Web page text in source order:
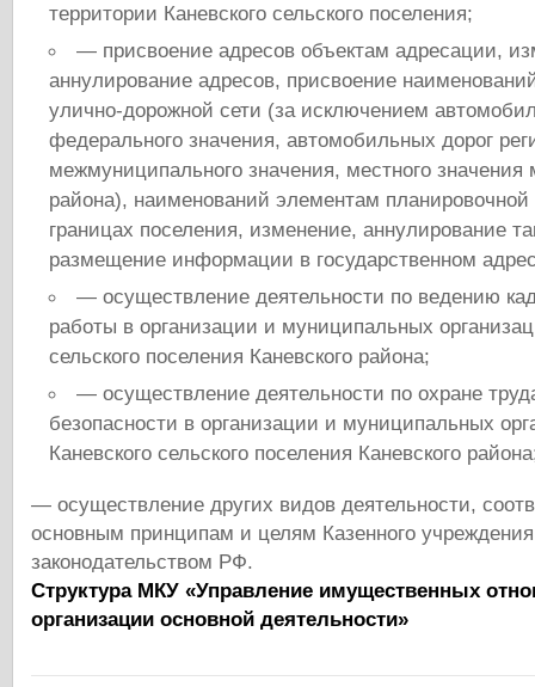
территории Каневского сельского поселения;
— присвоение адресов объектам адресации,
аннулирование адресов, присвоение
улично-дорожной сети (за исключением
федерального значения, автомобильных дорог
межмуниципального значения, местного значения
района), наименований элементам планировочной
границах поселения, изменение, аннулирование
размещение информации в государственном
— осуществление деятельности по ведению
работы в организации и муниципальных
сельского поселения Каневского района;
— осуществление деятельности по охране
безопасности в организации и муниципальных
Каневского сельского поселения Каневского
— осуществление других видов деятельности,
основным принципам и целям Казенного
законодательством РФ.
Структура МКУ «Управление имущественных
организации основной деятельности»